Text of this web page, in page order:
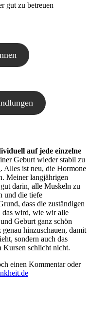
gut zu betreuen
auf jede einzelne
Geburt wieder stabil zu
Alles ist neu, die Hormone
Meiner langjährigen
darin, alle Muskeln zu
und die tiefe
dass die zuständigen
das wird, wie wir alle
Geburt ganz schön
hinzuschauen, damit
sondern auch das
Kursen schlicht nicht.
einen Kommentar oder